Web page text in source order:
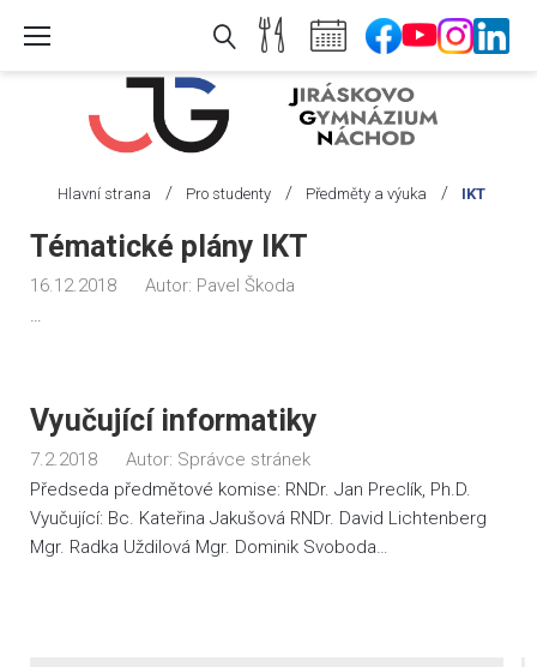
Hlavní strana / Pro studenty / Předměty a výuka / IKT
Rubrika:
IKT
Tématické plány IKT
16.12.2018 Autor: Pavel Škoda
…
Vyučující informatiky
7.2.2018 Autor: Správce stránek
Předseda předmětové komise: RNDr. Jan Preclík, Ph.D.
Vyučující: Bc. Kateřina Jakušová RNDr. David Lichtenberg
Mgr. Radka Uždilová Mgr. Dominik Svoboda…